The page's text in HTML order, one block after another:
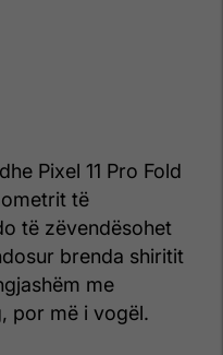
Pixel 11 Pro Fold
të
të zëvendësohet
brenda shiritit
me
por më i vogël.